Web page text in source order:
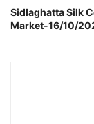
Sidlaghatta Silk
Market-16/10/